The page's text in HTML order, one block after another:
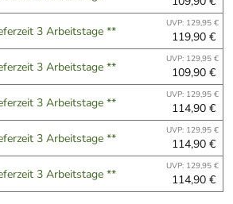
3 Arbeitstage ** UVP: 129,95 €
119,90 €
3 Arbeitstage ** UVP: 129,95 €
109,90 €
3 Arbeitstage ** UVP: 129,95 €
114,90 €
3 Arbeitstage ** UVP: 129,95 €
114,90 €
3 Arbeitstage ** UVP: 129,95 €
114,90 €